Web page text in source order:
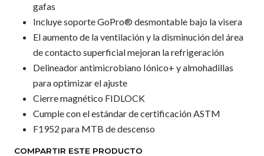
gafas
Incluye soporte GoPro® desmontable bajo la visera
El aumento de la ventilación y la disminución del área
de contacto superficial mejoran la refrigeración
Delineador antimicrobiano Iónico+ y almohadillas
para optimizar el ajuste
Cierre magnético FIDLOCK
Cumple con el estándar de certificación ASTM
F1952 para MTB de descenso
COMPARTIR ESTE PRODUCTO